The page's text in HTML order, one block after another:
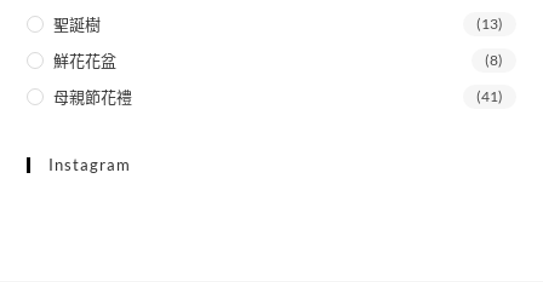
聖誕樹 (13)
鮮花花盆 (8)
母親節花禮 (41)
Instagram